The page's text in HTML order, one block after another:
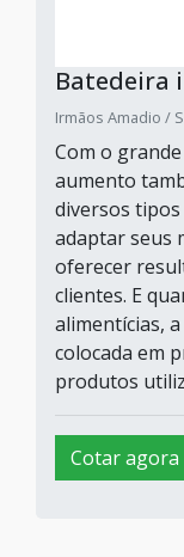
Batedeira
Irmãos Amadio /
Com o
aumento
diversos
adaptar seus
oferecer
clientes. E
alimentícias,
colocada em
produtos
Cotar agora